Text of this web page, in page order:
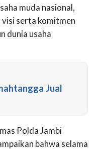
muda nasional,
visi serta komitmen
dunia usaha
Jual
Polda Jambi
bahwa selama